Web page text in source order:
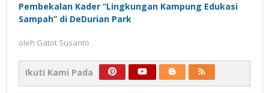
Pembekalan Kader “Lingkungan Kampung Edukasi
Sampah” di DeDurian Park
oleh Gatot Susanto
Ikuti Kami Pada